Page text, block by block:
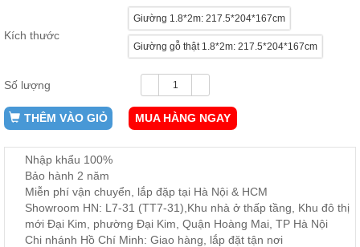
Ban
Vườn
ghế
ban
công,
Phụ
Kiện
Trang
Kích thước
Giường 1.8*2m: 217.5*204*167cm
Giường gỗ thật 1.8*2m: 217.5*204*167cm
Số lượng
THÊM VÀO GIỎ MUA HÀNG NGAY
Nhập khẩu 100%
Bảo hành 2 năm
Miễn phí vận chuyển, lắp đặp tại Hà Nội & HCM
Showroom HN: L7-31 (TT7-31),Khu nhà ở thấp tầng, Khu đô thị
mới Đại Kim, phường Đại Kim, Quận Hoàng Mai, TP Hà Nội
Chi nhánh Hồ Chí Minh: Giao hàng, lắp đặt tận nơi